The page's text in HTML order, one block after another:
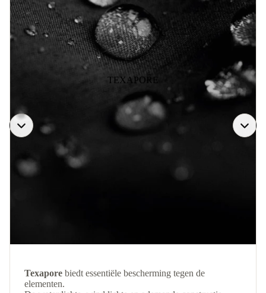
TEXAPORE
Texapore biedt essentiële bescherming tegen de
elementen.